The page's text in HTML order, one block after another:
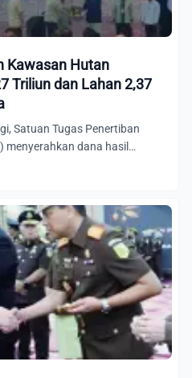
Kawasan Hutan
Triliun dan Lahan 2,37
Satuan Tugas Penertiban
menyerahkan dana hasil